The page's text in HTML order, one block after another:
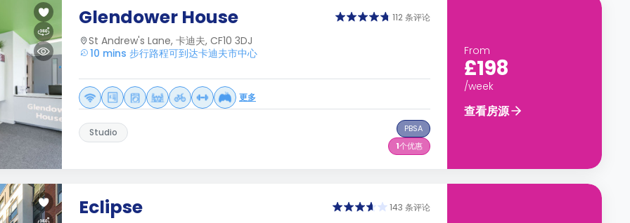
Glendower House 112 条评论
St Andrew's Lane, 卡迪夫, CF10 3DJ
10 mins 步行路程可到达卡迪夫市中心
更多
Studio
PBSA
1个优惠
From
£198
/week
查看房源
Eclipse 143 条评论